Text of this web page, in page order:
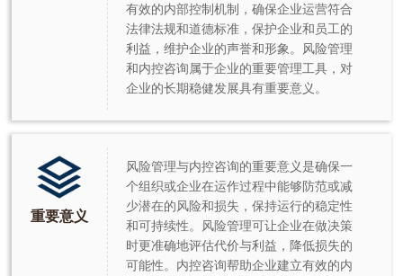
有效的内部控制机制，确保企业运营符合
法律法规和道德标准，保护企业和员工的
利益，维护企业的声誉和形象。风险管理
和内控咨询属于企业的重要管理工具，对
企业的长期稳健发展具有重要意义。
重要意义
风险管理与内控咨询的重要意义是确保一
个组织或企业在运作过程中能够防范或减
少潜在的风险和损失，保持运行的稳定性
和可持续性。风险管理可让企业在做决策
时更准确地评估代价与利益，降低损失的
可能性。内控咨询帮助企业建立有效的内